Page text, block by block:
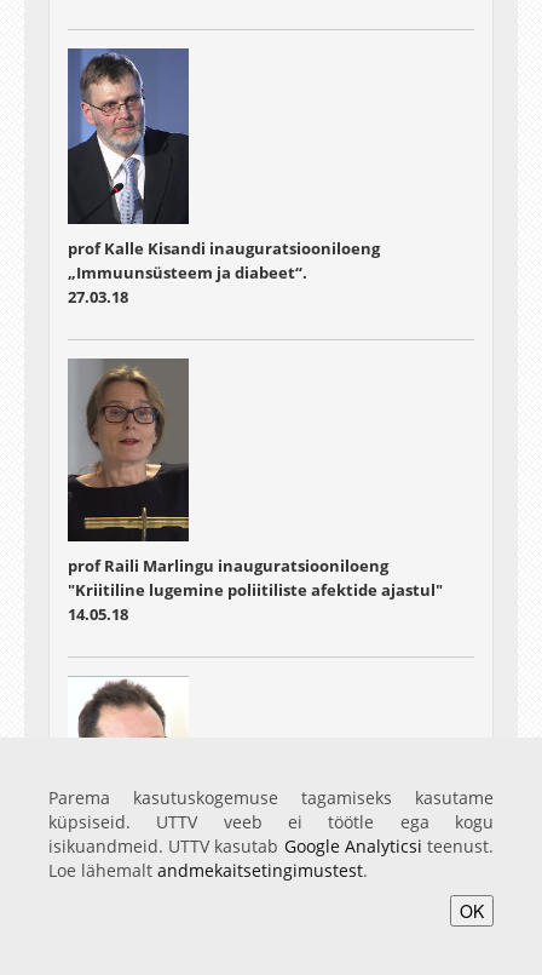
prof Kalle Kisandi inauguratsiooniloeng
„Immuunsüsteem ja diabeet“.
27.03.18
prof Raili Marlingu inauguratsiooniloeng
"Kriitiline lugemine poliitiliste afektide ajastul"
14.05.18
prof Luc van Doorslaeri inauguratsiooniloeng
Parema kasutuskogemuse tagamiseks kasutame
küpsiseid. UTTV veeb ei töötle ega kogu
isikuandmeid. UTTV kasutab Google Analyticsi teenust.
Loe lähemalt andmekaitsetingimustest.
OK